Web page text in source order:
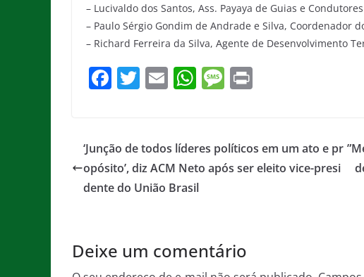
– Lucivaldo dos Santos, Ass. Payaya de Guias e
– Paulo Sérgio Gondim de Andrade e Silva, Coordenador
– Richard Ferreira da Silva, Agente de Desenvolvimento
F
e
b
o
T
er
E
l
W
s
A
p
M
a
g
‘Junção de todos líderes políticos em um ato e pr
opósito’, diz ACM Neto após ser eleito vice-presi
dente do União Brasil
Deixe um comentário